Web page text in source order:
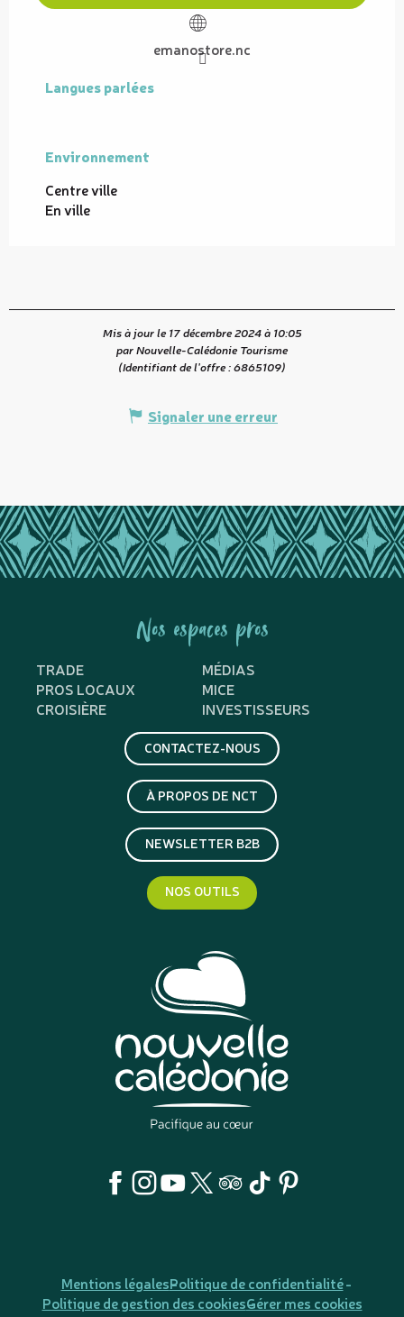
emanostore.nc
Langues parlées
Langues parlées
Environnement
Environnement
Centre ville
En ville
Mis à jour le 17 décembre 2024 à 10:05
par Nouvelle-Calédonie Tourisme
(Identifiant de l'offre :6865109)
Signaler une erreur
Nos espaces pros
TRADE
MÉDIAS
PROS LOCAUX
MICE
CROISIÈRE
INVESTISSEURS
CONTACTEZ-NOUS
À PROPOS DE NCT
NEWSLETTER B2B
NOS OUTILS
Mentions légalesPolitique de confidentialité
Politique de gestion des cookiesGérer mes cookies